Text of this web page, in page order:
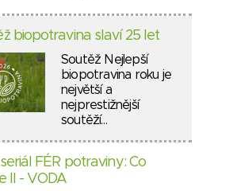
biopotravina slaví 25 let
Soutěž Nejlepší
biopotravina roku je
největší a
nejprestižnější
soutěží…
FÉR potraviny: Co
II - VODA